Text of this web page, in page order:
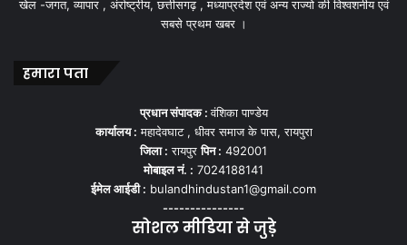
खेल -जगत, व्यापार , अंर्राष्ट्रीय, छत्तीसगढ़ , मध्याप्रदेश एवं अन्य राज्यो की विश्वशनीय एवं
सबसे प्रथम खबर ।
हमारा पता
प्रधान संपादक :वंशिका पाण्डेय
कार्यालय : महादेवघाट , धीवर समाज के पास, रायपुरा
जिला : रायपुरपिन : 492001
मोबाइल नं. : 7024188141
ईमेल आईडी : bulandhindustan1@gmail.com
---------------
सोशल मीडिया से जुड़े